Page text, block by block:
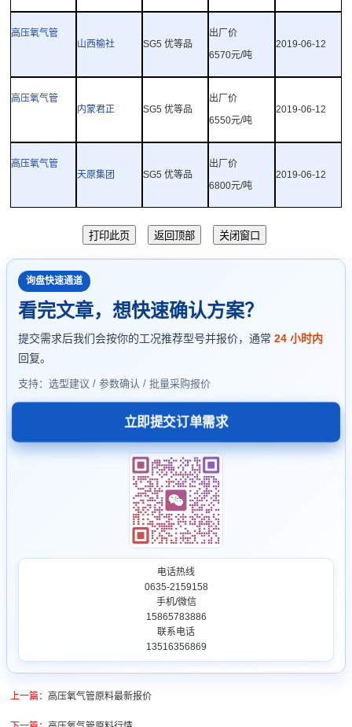
高压氧气管
山西榆社
SG5优等品
出厂价
6570元/吨
2019-06-12
高压氧气管
内蒙君正
SG5优等品
出厂价
6550元/吨
2019-06-12
高压氧气管
天原集团
SG5优等品
出厂价
6800元/吨
2019-06-12
询盘快速通道
看完文章，想快速确认方案？
提交需求后我们会按你的工况推荐型号并报价，通常 24 小时内
回复。
支持：选型建议 / 参数确认 / 批量采购报价
立即提交订单需求
电话热线
0635-2159158
手机/微信
15865783886
联系电话
13516356869
上一篇： 高压氧气管原料最新报价